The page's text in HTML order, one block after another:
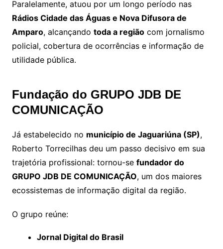
Paralelamente, atuou por um longo período nas
Rádios Cidade das Águas e Nova Difusora de
Amparo, alcançando toda a regiãocom jornalismo
policial, cobertura de ocorrências e informação de
utilidade pública.
Fundação do GRUPO JDB DE
COMUNICAÇÃO
Já estabelecido no município de Jaguariúna (SP),
Roberto Torrecilhas deu um passo decisivo em sua
trajetória profissional: tornou-se fundador do
GRUPO JDB DE COMUNICAÇÃO, um dos maiores
ecossistemas de informação digital da região.
O grupo reúne:
Jornal Digital do Brasil